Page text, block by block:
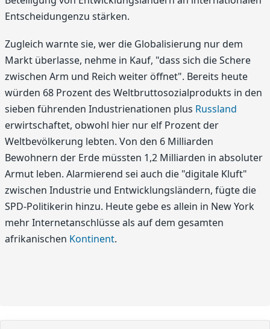
Entscheidungenzu stärken.
Zugleich warnte sie, wer die Globalisierung nur dem
Markt überlasse, nehme in Kauf, "dass sich die Schere
zwischen Arm und Reich weiter öffnet". Bereits heute
würden 68 Prozent des Weltbruttosozialprodukts in den
sieben führenden Industrienationen plus Russland
erwirtschaftet, obwohl hier nur elf Prozent der
Weltbevölkerung lebten. Von den 6 Milliarden
Bewohnern der Erde müssten 1,2 Milliarden in absoluter
Armut leben. Alarmierend sei auch die "digitale Kluft"
zwischen Industrie und Entwicklungsländern, fügte die
SPD-Politikerin hinzu. Heute gebe es allein in New York
mehr Internetanschlüsse als auf dem gesamten
afrikanischen Kontinent.